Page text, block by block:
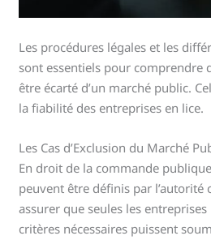
Les procédures légales et les
sont essentiels pour comprendre
être écarté d’un marché public.
la fiabilité des entreprises en lice.
Les Cas d’Exclusion du Marché
En droit de la commande
peuvent être définis par l’autorité
assurer que seules les
critères nécessaires puissent